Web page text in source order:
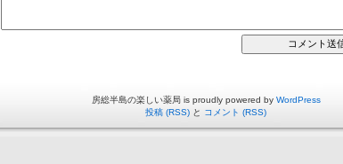
房総半島の楽しい薬局 is proudly powered by WordPress
投稿 (RSS) と コメント (RSS)